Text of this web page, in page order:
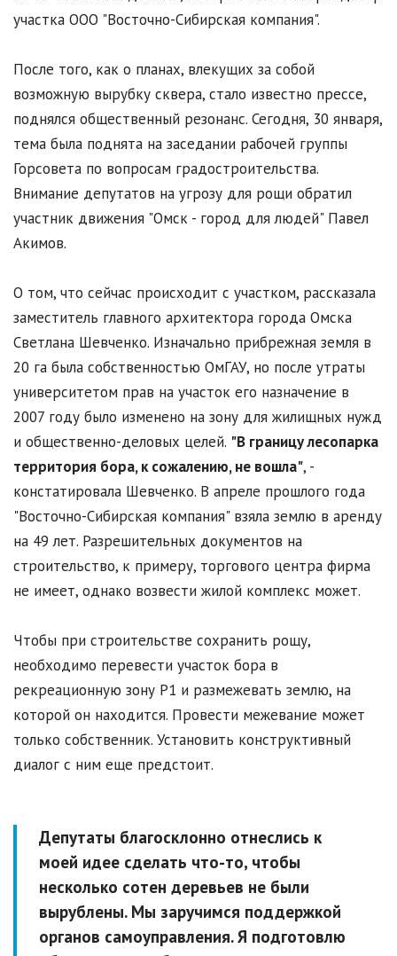
участка ООО "Восточно-Сибирская компания".
После того, как о планах, влекущих за собой
возможную вырубку сквера, стало известно прессе,
поднялся общественный резонанс. Сегодня, 30 января,
тема была поднята на заседании рабочей группы
Горсовета по вопросам градостроительства.
Внимание депутатов на угрозу для рощи обратил
участник движения "Омск - город для людей" Павел
Акимов.
О том, что сейчас происходит с участком, рассказала
заместитель главного архитектора города Омска
Светлана Шевченко. Изначально прибрежная земля в
20 га была собственностью ОмГАУ, но после утраты
университетом прав на участок его назначение в
2007 году было изменено на зону для жилищных нужд
и общественно-деловых целей. "В границу лесопарка
территория бора, к сожалению, не вошла", -
констатировала Шевченко. В апреле прошлого года
"Восточно-Сибирская компания" взяла землю в аренду
на 49 лет. Разрешительных документов на
строительство, к примеру, торгового центра фирма
не имеет, однако возвести жилой комплекс может.
Чтобы при строительстве сохранить рощу,
необходимо перевести участок бора в
рекреационную зону Р1 и размежевать землю, на
которой он находится. Провести межевание может
только собственник. Установить конструктивный
диалог с ним еще предстоит.
Депутаты благосклонно отнеслись к
моей идее сделать что-то, чтобы
несколько сотен деревьев не были
вырублены. Мы заручимся поддержкой
органов самоуправления. Я подготовлю